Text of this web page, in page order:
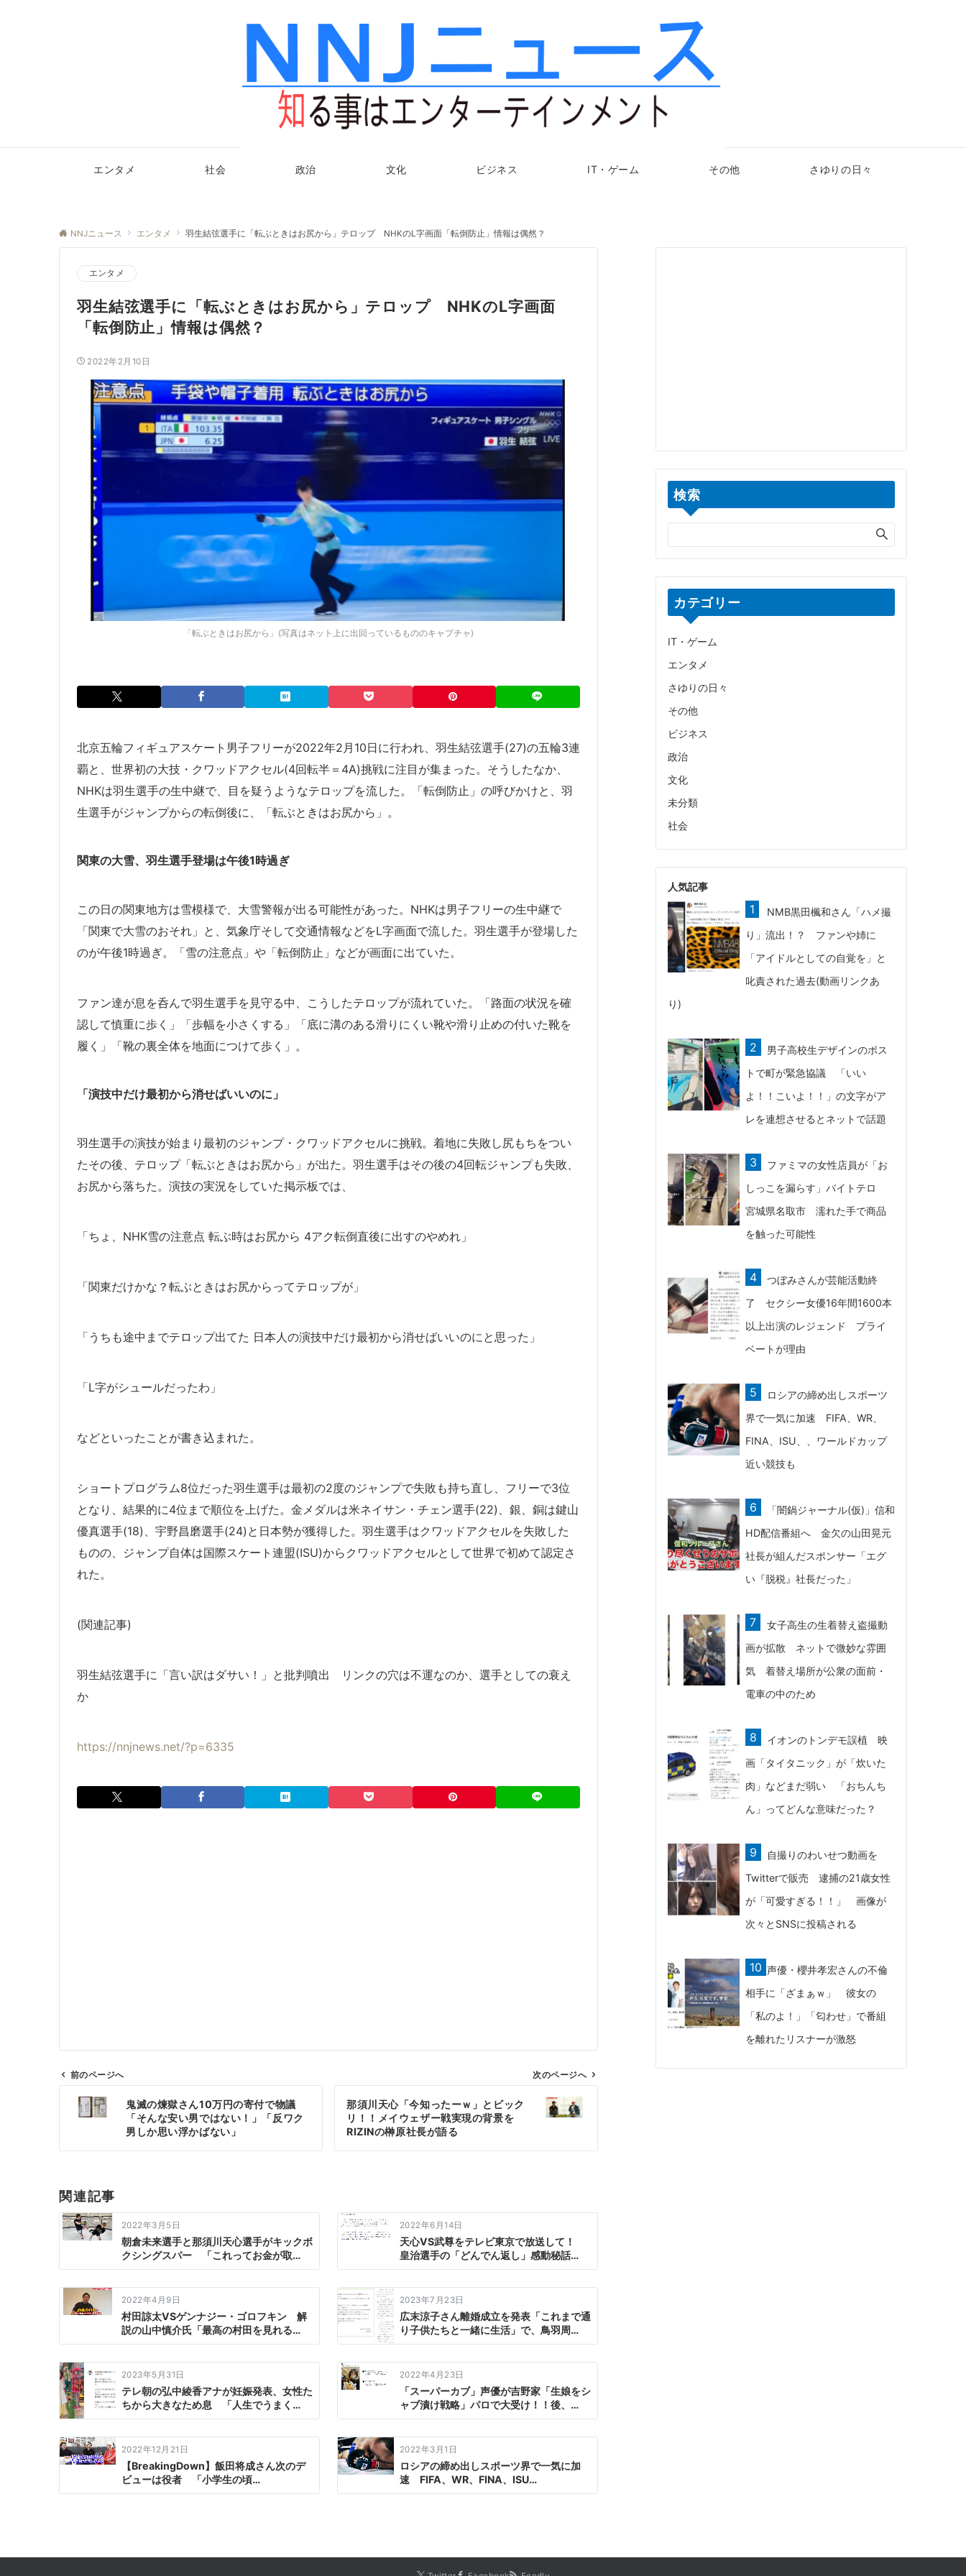
エンタメ 社会 政治 文化 ビジネス IT・ゲーム その他 さゆりの日々
NNJニュース エンタメ 羽生結弦選手に「転ぶときはお尻から」テロップ NHKのL字画面「転倒防止」情報は偶然？
エンタメ
羽生結弦選手に「転ぶときはお尻から」テロップ NHKのL字画面
「転倒防止」情報は偶然？
2022年2月10日
「転ぶときはお尻から」(写真はネット上に出回っているもののキャプチャ)
北京五輪フィギュアスケート男子フリーが2022年2月10日に行われ、羽生結弦選手(27)の五輪3連
覇と、世界初の大技・クワッドアクセル(4回転半＝4A)挑戦に注目が集まった。そうしたなか、
NHKは羽生選手の生中継で、目を疑うようなテロップを流した。「転倒防止」の呼びかけと、羽
生選手がジャンプからの転倒後に、「転ぶときはお尻から」。
関東の大雪、羽生選手登場は午後1時過ぎ
この日の関東地方は雪模様で、大雪警報が出る可能性があった。NHKは男子フリーの生中継で
「関東で大雪のおそれ」と、気象庁そして交通情報などをL字画面で流した。羽生選手が登場した
のが午後1時過ぎ。「雪の注意点」や「転倒防止」などが画面に出ていた。
ファン達が息を呑んで羽生選手を見守る中、こうしたテロップが流れていた。「路面の状況を確
認して慎重に歩く」
「歩幅を小さくする」
「底に溝のある滑りにくい靴や滑り止めの付いた靴を
履く」「靴の裏全体を地面につけて歩く」。
「演技中だけ最初から消せばいいのに」
羽生選手の演技が始まり最初のジャンプ・クワッドアクセルに挑戦。着地に失敗し尻もちをつい
たその後、テロップ「転ぶときはお尻から」が出た。羽生選手はその後の4回転ジャンプも失敗、
お尻から落ちた。演技の実況をしていた掲示板では、
「ちょ、NHK雪の注意点 転ぶ時はお尻から 4アク転倒直後に出すのやめれ」
「関東だけかな？転ぶときはお尻からってテロップが」
「うちも途中までテロップ出てた 日本人の演技中だけ最初から消せばいいのにと思った」
「L字がシュールだったわ」
などといったことが書き込まれた。
ショートプログラム8位だった羽生選手は最初の2度のジャンプで失敗も持ち直し、フリーで3位
となり、結果的に4位まで順位を上げた。金メダルは米ネイサン・チェン選手(22)、銀、銅は鍵山
優真選手(18)、宇野昌磨選手(24)と日本勢が獲得した。羽生選手はクワッドアクセルを失敗した
ものの、ジャンプ自体は国際スケート連盟(ISU)からクワッドアクセルとして世界で初めて認定さ
れた。
(関連記事)
羽生結弦選手に「言い訳はダサい！」と批判噴出 リンクの穴は不運なのか、選手としての衰え
か
https://nnjnews.net/?p=6335
ビ
シ
ョ
ン
前のページへ
鬼滅の煉獄さん10万円の寄付で物議
「そんな安い男ではない！」「反ワク
男しか思い浮かばない」
次のページへ
那須川天心「今知ったーｗ」とビック
リ！！メイウェザー戦実現の背景を
RIZINの榊原社長が語る
関連記事
2022年3月5日
朝倉未来選手と那須川天心選手がキックボ
クシングスパー 「これってお金が取…
2022年6月14日
天心VS武尊をテレビ東京で放送して！
皇治選手の「どんでん返し」感動秘話…
2022年4月9日
村田諒太VSゲンナジー・ゴロフキン 解
説の山中慎介氏「最高の村田を見れる…
2023年7月23日
広末涼子さん離婚成立を発表「これまで通
り子供たちと一緒に生活」で、鳥羽周…
2023年5月31日
テレ朝の弘中綾香アナが妊娠発表、女性た
ちから大きなため息 「人生でうまく…
2022年4月23日
「スーパーカブ」声優が吉野家「生娘をシ
ャブ漬け戦略」パロで大受け！！後、…
2022年12月21日
【BreakingDown】飯田将成さん次のデ
ビューは役者 「小学生の頃…
2022年3月1日
ロシアの締め出しスポーツ界で一気に加
速 FIFA、WR、FINA、ISU…
検索
カテゴリー
IT・ゲーム
エンタメ
さゆりの日々
その他
ビジネス
政治
文化
未分類
社会
人気記事
NMB黒田楓和さん「ハメ撮
り」流出！？ ファンや姉に
「アイドルとしての自覚を」と
叱責された過去(動画リンクあ
り)
男子高校生デザインのポス
トで町が緊急協議 「いい
よ！！こいよ！！」の文字がア
レを連想させるとネットで話題
ファミマの女性店員が「お
しっこを漏らす」バイトテロ
宮城県名取市 濡れた手で商品
を触った可能性
つぼみさんが芸能活動終
了 セクシー女優16年間1600本
以上出演のレジェンド プライ
ベートが理由
ロシアの締め出しスポーツ
界で一気に加速 FIFA、WR、
FINA、ISU、、ワールドカップ
近い競技も
「闇鍋ジャーナル(仮)」信和
HD配信番組へ 金欠の山田晃元
社長が組んだスポンサー「エグ
い『脱税』社長だった」
女子高生の生着替え盗撮動
画が拡散 ネットで微妙な雰囲
気 着替え場所が公衆の面前・
電車の中のため
イオンのトンデモ誤植 映
画「タイタニック」が「炊いた
肉」などまだ弱い 「おちんち
ん」ってどんな意味だった？
自撮りのわいせつ動画を
Twitterで販売 逮捕の21歳女性
が「可愛すぎる！！」 画像が
次々とSNSに投稿される
声優・櫻井孝宏さんの不倫
相手に「ざまぁｗ」 彼女の
「私のよ！」「匂わせ」で番組
を離れたリスナーが激怒